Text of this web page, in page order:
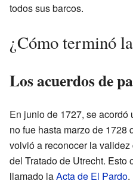
todos sus barcos.
¿Cómo terminó
Los acuerdos de
En junio de 1727, se acordó
no fue hasta marzo de
volvió a reconocer la
del Tratado de Utrecht. Esto
llamado laActa de El Pardo.